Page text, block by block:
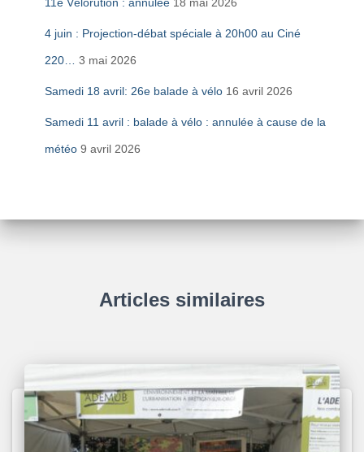
4 juin : Projection-débat spéciale à 20h00 au Ciné
220… 3 mai 2026
Samedi 18 avril: 26e balade à vélo 16 avril 2026
Samedi 11 avril : balade à vélo : annulée à cause de la
météo 9 avril 2026
Articles similaires